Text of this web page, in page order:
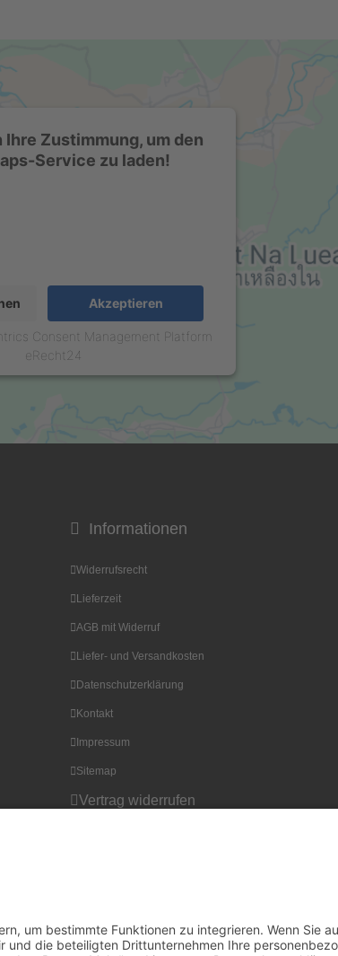
Zustimmung, um den
Service zu laden!
Akzeptieren
Consent Management Platform
eRecht24
Informationen
Widerrufsrecht
Lieferzeit
AGB mit Widerruf
Liefer- und Versandkosten
Datenschutz­erklärung
Kontakt
Impressum
Sitemap
Vertrag widerrufen